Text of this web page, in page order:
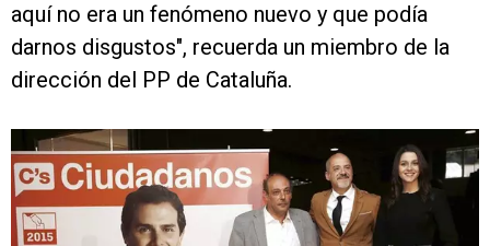
aquí no era un fenómeno nuevo y que podía
darnos disgustos", recuerda un miembro de la
dirección del PP de Cataluña.